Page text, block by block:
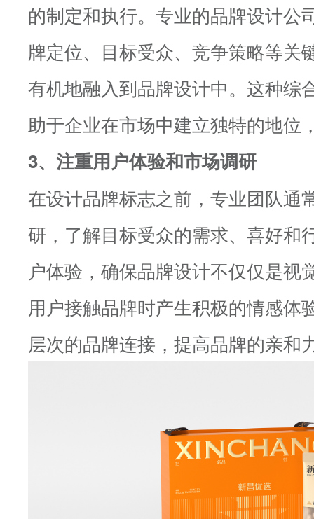
的制定和执行。专业的品牌设计公
牌定位、目标受众、竞争策略等关
有机地融入到品牌设计中。这种综
助于企业在市场中建立独特的地位
3、注重用户体验和市场调研
在设计品牌标志之前，专业团队通
研，了解目标受众的需求、喜好和
户体验，确保品牌设计不仅仅是视
用户接触品牌时产生积极的情感体
层次的品牌连接，提高品牌的亲和